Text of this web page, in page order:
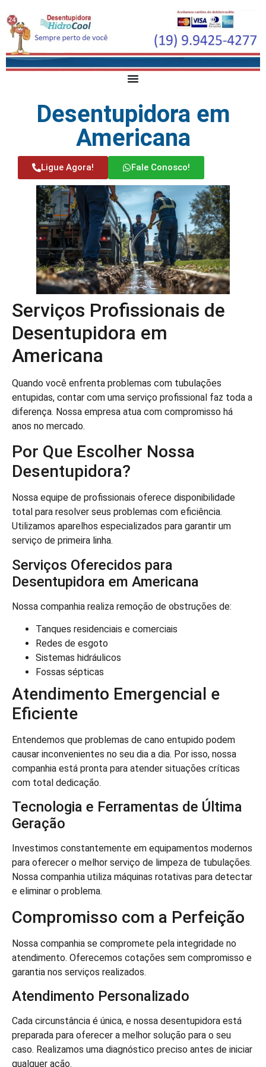
Desentupidora em
Americana
Ligue Agora! Fale Conosco!
Serviços Profissionais de
Desentupidora em
Americana
Quando você enfrenta problemas com tubulações
entupidas, contar com uma serviço profissional faz toda a
diferença. Nossa empresa atua com compromisso há
anos no mercado.
Por Que Escolher Nossa
Desentupidora?
Nossa equipe de profissionais oferece disponibilidade
total para resolver seus problemas com eficiência.
Utilizamos aparelhos especializados para garantir um
serviço de primeira linha.
Serviços Oferecidos para
Desentupidora em Americana
Nossa companhia realiza remoção de obstruções de:
Tanques residenciais e comerciais
Redes de esgoto
Sistemas hidráulicos
Fossas sépticas
Atendimento Emergencial e
Eficiente
Entendemos que problemas de cano entupido podem
causar inconvenientes no seu dia a dia. Por isso, nossa
companhia está pronta para atender situações críticas
com total dedicação.
Tecnologia e Ferramentas de Última
Geração
Investimos constantemente em equipamentos modernos
para oferecer o melhor serviço de limpeza de tubulações.
Nossa companhia utiliza máquinas rotativas para detectar
e eliminar o problema.
Compromisso com a Perfeição
Nossa companhia se compromete pela integridade no
atendimento. Oferecemos cotações sem compromisso e
garantia nos serviços realizados.
Atendimento Personalizado
Cada circunstância é única, e nossa desentupidora está
preparada para oferecer a melhor solução para o seu
caso. Realizamos uma diagnóstico preciso antes de iniciar
qualquer ação.